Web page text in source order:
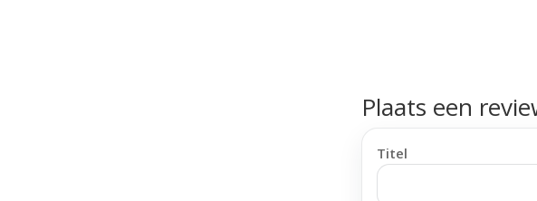
Plaats een
Titel